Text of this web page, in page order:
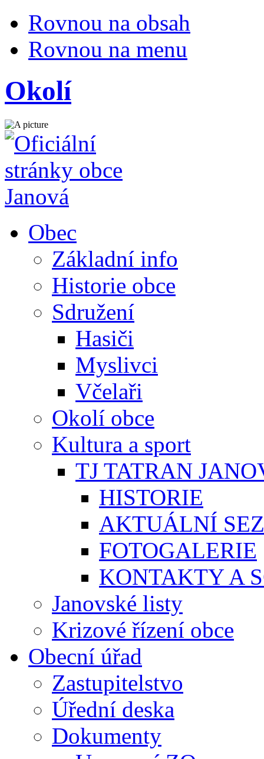
Rovnou na obsah
Rovnou na menu
Okolí
Obec
Základní info
Historie obce
Sdružení
Hasiči
Myslivci
Včelaři
Okolí obce
Kultura a sport
TJ TATRAN
HISTORIE
AKTUÁLNÍ
FOTOGALERIE
KONTAKTY A
Janovské listy
Krizové řízení obce
Obecní úřad
Zastupitelstvo
Úřední deska
Dokumenty